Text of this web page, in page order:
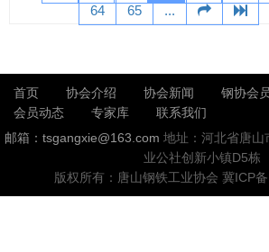
64
65 ...
首页 协会介绍 协会新闻 钢协会
会员动态
专家库
联系我们
邮箱：tsgangxie@163.com 地址：河北省唐山
业公社创新小镇D5栋
版权所有：唐山钢铁工业协会 冀ICP